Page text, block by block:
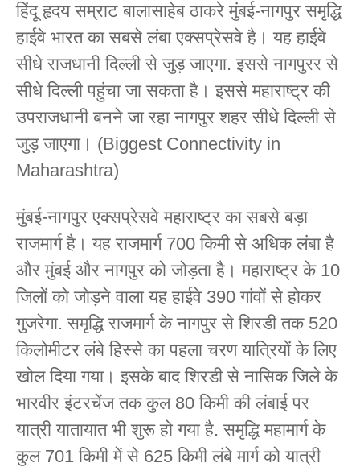
हिंदू हृदय सम्राट बालासाहेब ठाकरे मुंबई-नागपुर समृद्धि
हाईवे भारत का सबसे लंबा एक्सप्रेसवे है। यह हाईवे
सीधे राजधानी दिल्ली से जुड़ जाएगा. इससे नागपुरर से
सीधे दिल्ली पहुंचा जा सकता है। इससे महाराष्ट्र की
उपराजधानी बनने जा रहा नागपुर शहर सीधे दिल्ली से
जुड़ जाएगा। (Biggest Connectivity in
Maharashtra)
मुंबई-नागपुर एक्सप्रेसवे महाराष्ट्र का सबसे बड़ा
राजमार्ग है। यह राजमार्ग 700 किमी से अधिक लंबा है
और मुंबई और नागपुर को जोड़ता है। महाराष्ट्र के 10
जिलों को जोड़ने वाला यह हाईवे 390 गांवों से होकर
गुजरेगा. समृद्धि राजमार्ग के नागपुर से शिरडी तक 520
किलोमीटर लंबे हिस्से का पहला चरण यात्रियों के लिए
खोल दिया गया। इसके बाद शिरडी से नासिक जिले के
भारवीर इंटरचेंज तक कुल 80 किमी की लंबाई पर
यात्री यातायात भी शुरू हो गया है. समृद्धि महामार्ग के
कुल 701 किमी में से 625 किमी लंबे मार्ग को यात्री